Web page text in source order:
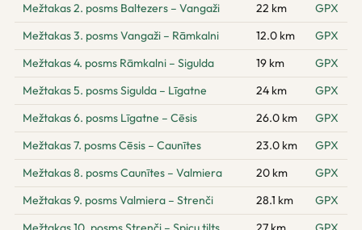
Mežtakas 2. posms Baltezers – Vangaži
22 km
GPX
Mežtakas 3. posms Vangaži – Rāmkalni
12.0 km
GPX
Mežtakas 4. posms Rāmkalni – Sigulda
19 km
GPX
Mežtakas 5. posms Sigulda – Līgatne
24 km
GPX
Mežtakas 6. posms Līgatne – Cēsis
26.0 km
GPX
Mežtakas 7. posms Cēsis – Caunītes
23.0 km
GPX
Mežtakas 8. posms Caunītes – Valmiera
20 km
GPX
Mežtakas 9. posms Valmiera – Strenči
28.1 km
GPX